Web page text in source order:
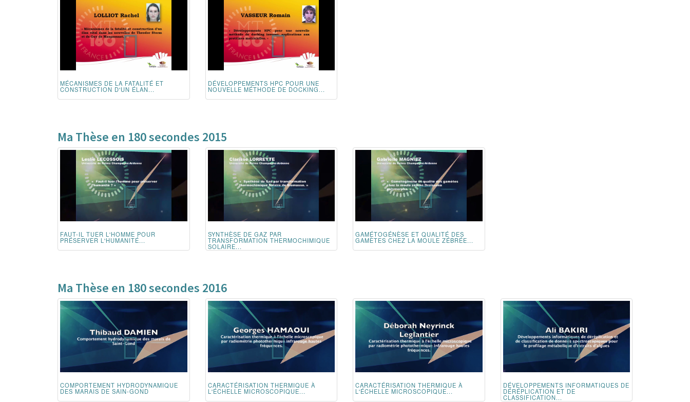
MÉCANISMES DE LA FATALITÉ ET
CONSTRUCTION D'UN ÉLAN...
DÉVELOPPEMENTS HPC POUR UNE
NOUVELLE MÉTHODE DE DOCKING...
Ma Thèse en 180 secondes 2015
FAUT-IL TUER L'HOMME POUR
PRÉSERVER L'HUMANITÉ...
SYNTHÈSE DE GAZ PAR
TRANSFORMATION THERMOCHIMIQUE
SOLAIRE...
GAMÉTOGÉNÈSE ET QUALITÉ DES
GAMÈTES CHEZ LA MOULE ZÉBRÉE...
Ma Thèse en 180 secondes 2016
COMPORTEMENT HYDRODYNAMIQUE
DES MARAIS DE SAIN-GOND
CARACTÉRISATION THERMIQUE À
L'ÉCHELLE MICROSCOPIQUE...
CARACTÉRISATION THERMIQUE À
L'ÉCHELLE MICROSCOPIQUE...
DÉVELOPPEMENTS INFORMATIQUES DE
DÉRÉPLICATION ET DE
CLASSIFICATION...